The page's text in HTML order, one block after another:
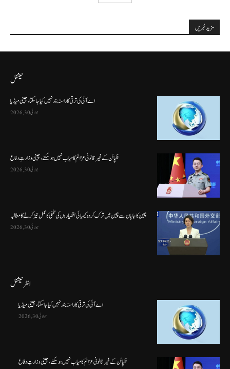
مزید خبریں
نیشنل
اے آئی کی ترقی کا راستہ بند نہیں کیا جا سکتا، چینی میڈیا
جولائی 30, 2026
فلپائن کے غیر قانونی عزائم کامیاب نہیں ہو سکتے ، چینی وزارتِ دفاع
جولائی 30, 2026
چین کا جاپان سے چین میں ترک کردہ کیمیائی ہتھیاروں کی تلفی کا عمل تیز کرنے کا مطالبہ
جولائی 30, 2026
انٹرنیشنل
اے آئی کی ترقی کا راستہ بند نہیں کیا جا سکتا، چینی میڈیا
جولائی 30, 2026
فلپائن کے غیر قانونی عزائم کامیاب نہیں ہو سکتے ، چینی وزارتِ دفاع